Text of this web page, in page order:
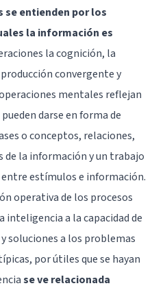
se entienden por los
la información es
la cognición, la
convergente y
mentales reflejan
darse en forma de
o conceptos, relaciones,
la información y un trabajo
estímulos e información.
operativa de los procesos
a la capacidad de
soluciones a los problemas
por útiles que se hayan
se ve relacionada